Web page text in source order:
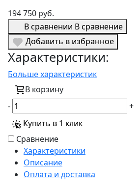
194 750 руб.
В сравнении В сравнение
Добавить в избранное
Характеристики:
Больше характеристик
В корзину
-
+
Купить в 1 клик
Сравнение
Характеристики
Описание
Оплата и доставка